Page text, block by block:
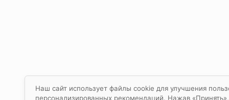
Наш сайт использует файлы cookie для улучшения
персонализированных рекомендаций. Нажав